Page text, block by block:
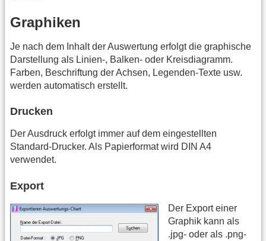
Graphiken
Je nach dem Inhalt der Auswertung erfolgt die graphische
Darstellung als Linien-, Balken- oder Kreisdiagramm.
Farben, Beschriftung der Achsen, Legenden-Texte usw.
werden automatisch erstellt.
Drucken
Der Ausdruck erfolgt immer auf dem eingestellten
Standard-Drucker. Als Papierformat wird DIN A4
verwendet.
Export
Der Export einer
Graphik kann als
.jpg- oder als .png-